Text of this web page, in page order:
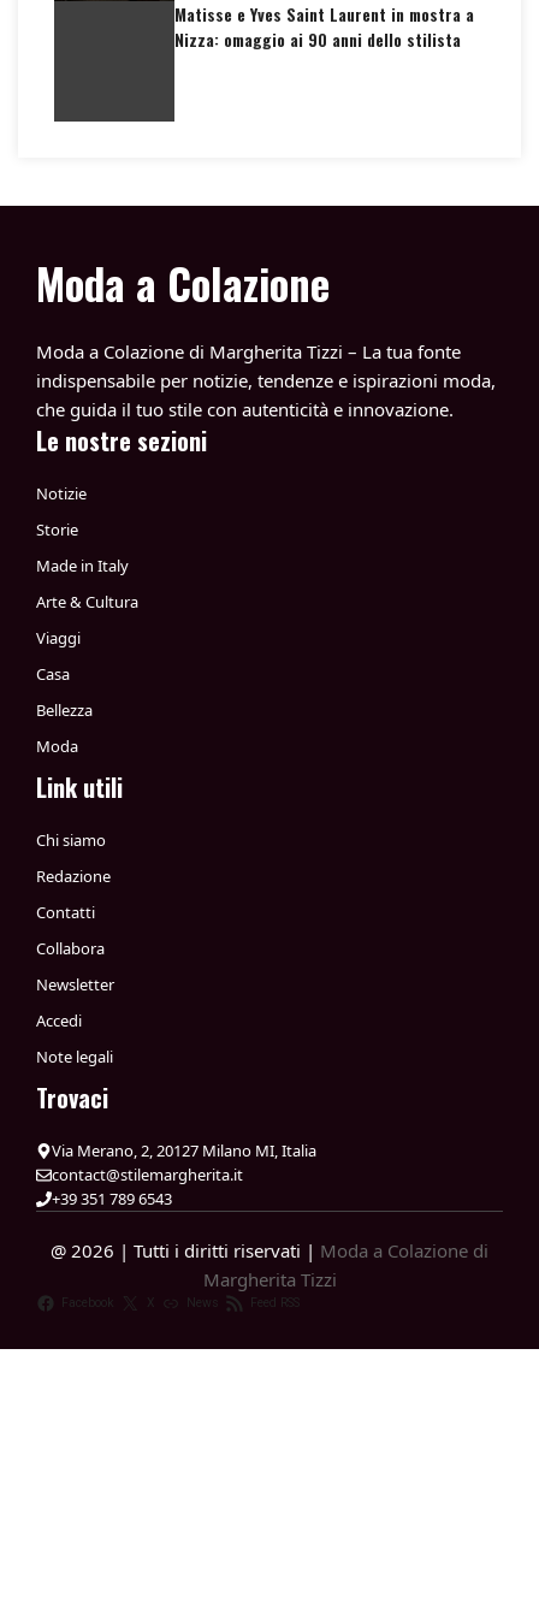
Matisse e Yves Saint Laurent in mostra a
Nizza: omaggio ai 90 anni dello stilista
Moda a Colazione
Moda a Colazione di Margherita Tizzi – La tua fonte
indispensabile per notizie, tendenze e ispirazioni moda,
che guida il tuo stile con autenticità e innovazione.
Le nostre sezioni
Notizie
Storie
Made in Italy
Arte & Cultura
Viaggi
Casa
Bellezza
Moda
Link utili
Chi siamo
Redazione
Contatti
Collabora
Newsletter
Accedi
Note legali
Trovaci
Via Merano, 2, 20127 Milano MI, Italia
contact@stilemargherita.it
+39 351 789 6543
@ 2026 | Tutti i diritti riservati | Moda a Colazione di
Margherita Tizzi
Facebook X News Feed RSS